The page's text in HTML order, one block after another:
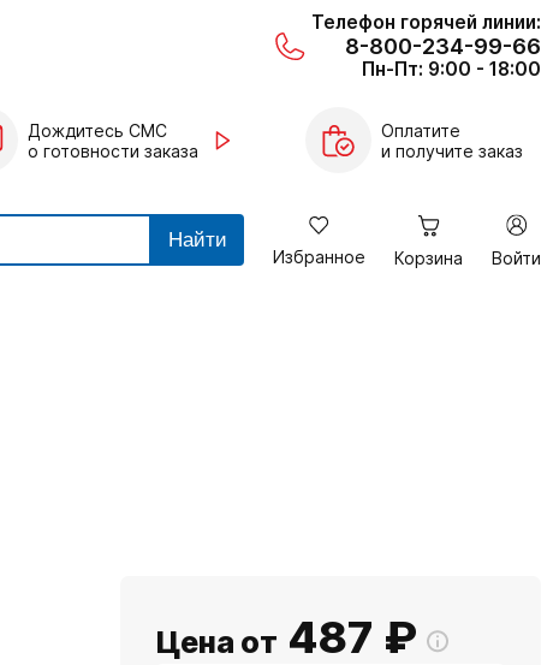
Телефон горячей линии:
8-800-234-99-66
Пн-Пт: 9:00 - 18:00
Дождитесь СМС
о готовности заказа
Оплатите
и получите заказ
Найти
Избранное Корзина Войти
Цена от 487 ₽